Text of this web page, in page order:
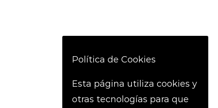
Siguiente
Política de Cookies
Esta página utiliza cookies y
otras tecnologías para que